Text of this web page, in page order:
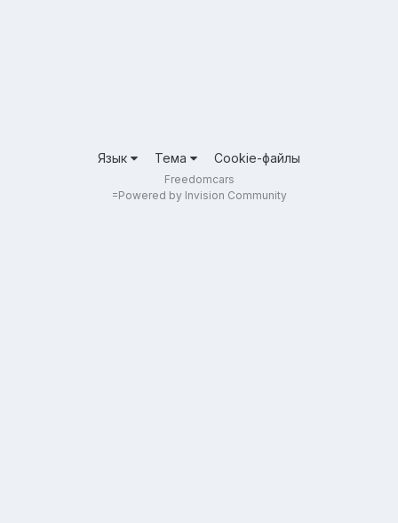
Язык Тема Cookie-файлы
Freedomcars
=Powered by Invision Community